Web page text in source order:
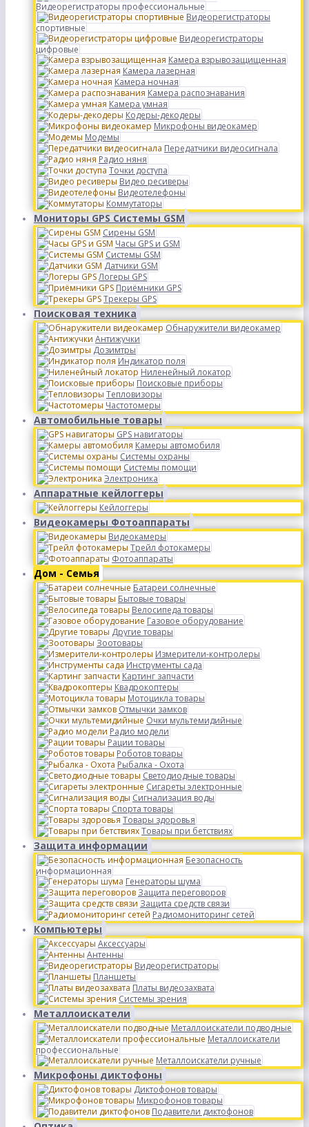
Видеорегистраторы профессиональные
Видеорегистраторы
спортивные
Видеорегистраторы
цифровые
Камера взрывозащищенная
Камера лазерная
Камера ночная
Камера распознавания
Камера умная
Кодеры-декодеры
Микрофоны видеокамер
Модемы
Передатчики видеосигнала
Радио няня
Точки доступа
Видео ресиверы
Видеотелефоны
Коммутаторы
Мониторы GPS Системы GSM
Сирены GSM
Часы GPS и GSM
Системы GSM
Датчики GSM
Логеры GPS
Приёмники GPS
Трекеры GPS
Поисковая техника
Обнаружители видеокамер
Антижучки
Дозимтры
Индикатор поля
Ниленейный локатор
Поисковые приборы
Тепловизоры
Частотомеры
Автомобильные товары
GPS навигаторы
Камеры автомобиля
Системы охраны
Системы помощи
Электроника
Аппаратные кейлоггеры
Кейлоггеры
Видеокамеры Фотоаппараты
Видеокамеры
Трейл фотокамеры
Фотоаппараты
Дом - Семья
Батареи солнечные
Бытовые товары
Велосипеда товары
Газовое оборудование
Другие товары
Зоотовары
Измерители-контролеры
Инструменты сада
Картинг запчасти
Квадрокоптеры
Мотоцикла товары
Отмычки замков
Очки мультемидийные
Радио модели
Рации товары
Роботов товары
Рыбалка - Охота
Светодиодные товары
Сигареты электронные
Сигнализация воды
Спорта товары
Товары здоровья
Товары при бетствиях
Защита информации
Безопасность
информационная
Генераторы шума
Защита переговоров
Защита средств связи
Радиомониторинг сетей
Компьютеры
Аксессуары
Антенны
Видеорегистраторы
Планшеты
Платы видеозахвата
Системы зрения
Металлоискатели
Металлоискатели подводные
Металлоискатели
профессиональные
Металлоискатели ручные
Микрофоны диктофоны
Диктофонов товары
Микрофонов товары
Подавители диктофонов